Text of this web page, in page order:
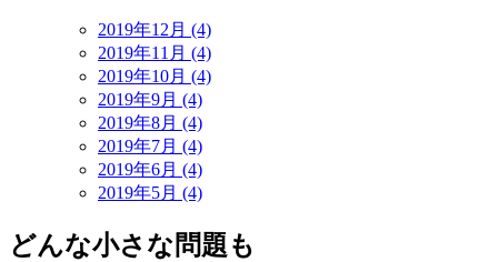
2019年12月 (4)
2019年11月 (4)
2019年10月 (4)
2019年9月 (4)
2019年8月 (4)
2019年7月 (4)
2019年6月 (4)
2019年5月 (4)
どんな小さな問題も